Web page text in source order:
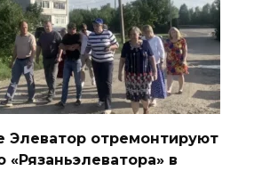
Элеватор отремонтируют
«Рязаньэлеватора» в